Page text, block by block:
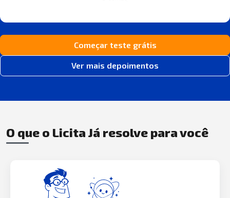
Começar teste grátis
Ver mais depoimentos
O que o Licita Já resolve para você